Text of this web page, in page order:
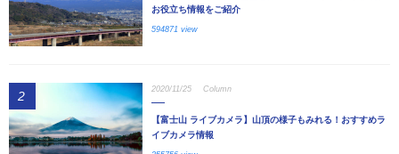
お役立ち情報をご紹介
594871 view
2 2020/11/25 Column
【富士山 ライブカメラ】山頂の様子もみれる！おすすめラ
イブカメラ情報